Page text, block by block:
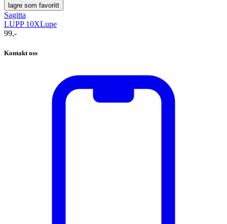
lagre som favoritt
Sagitta
LUPP 10XLupe
99,-
Kontakt oss